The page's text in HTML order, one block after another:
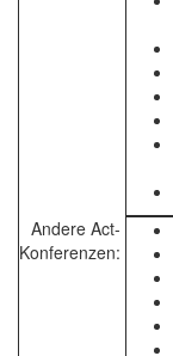
Andere Act-
Konferenzen: